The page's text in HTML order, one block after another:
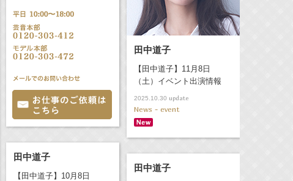
田中道子
【田中道子】11月8日
（土）イベント出演情報
2025.10.30 update
News - event
田中道子
【田中道子】10月8日
田中道子